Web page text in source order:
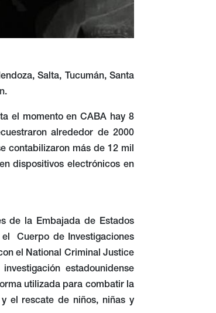
Salta, Tucumán, Santa
el momento en CABA hay 8
alrededor de 2000
contabilizaron más de 12 mil
dispositivos electrónicos en
de la Embajada de Estados
Cuerpo de Investigaciones
el National Criminal Justice
estadounidense
utilizada para combatir la
el rescate de niños, niñas y